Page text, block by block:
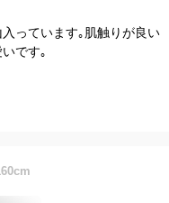
っています｡肌触りが良い
です｡